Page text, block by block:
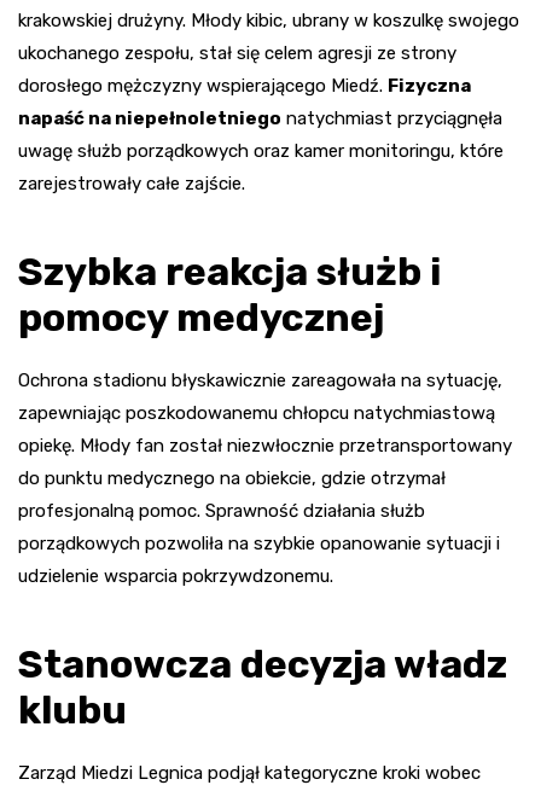
krakowskiej drużyny. Młody kibic, ubrany w koszulkę swojego
ukochanego zespołu, stał się celem agresji ze strony
dorosłego mężczyzny wspierającego Miedź. Fizyczna
napaść na niepełnoletniego natychmiast przyciągnęła
uwagę służb porządkowych oraz kamer monitoringu, które
zarejestrowały całe zajście.
Szybka reakcja służb i
pomocy medycznej
Ochrona stadionu błyskawicznie zareagowała na sytuację,
zapewniając poszkodowanemu chłopcu natychmiastową
opiekę. Młody fan został niezwłocznie przetransportowany
do punktu medycznego na obiekcie, gdzie otrzymał
profesjonalną pomoc. Sprawność działania służb
porządkowych pozwoliła na szybkie opanowanie sytuacji i
udzielenie wsparcia pokrzywdzonemu.
Stanowcza decyzja władz
klubu
Zarząd Miedzi Legnica podjął kategoryczne kroki wobec